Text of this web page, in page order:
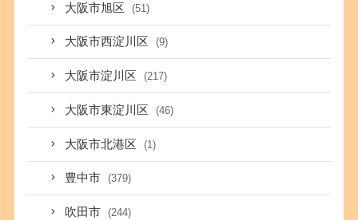
大阪市旭区 (51)
大阪市西淀川区 (9)
大阪市淀川区 (217)
大阪市東淀川区 (46)
大阪市北港区 (1)
豊中市 (379)
吹田市 (244)